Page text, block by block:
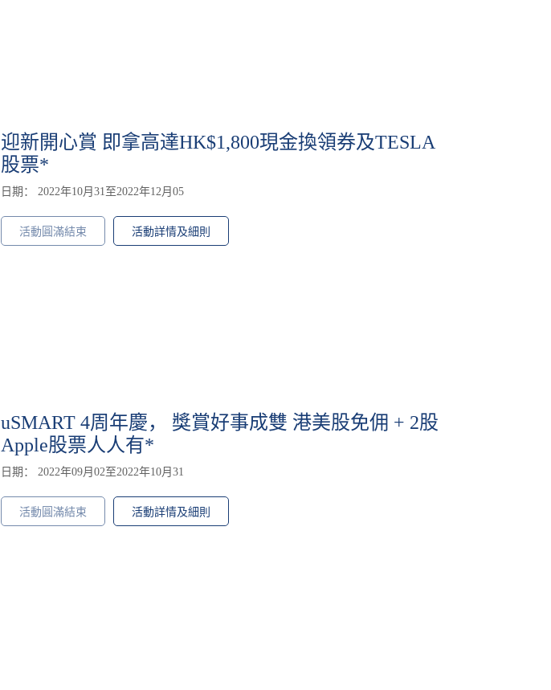
迎新開心賞 即拿高達HK$1,800現金換領券及TESLA
股票*
日期： 2022年10月31至2022年12月05
活動圓滿結束 活動詳情及細則
uSMART 4周年慶， 獎賞好事成雙 港美股免佣 + 2股
Apple股票人人有*
日期： 2022年09月02至2022年10月31
活動圓滿結束 活動詳情及細則